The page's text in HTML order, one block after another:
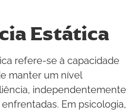
Estática
refere-se à capacidade
manter um nível
independentemente
Em psicologia,